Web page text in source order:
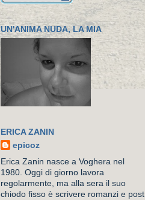
UN'ANIMA NUDA, LA MIA
ERICA ZANIN
epicoz
Erica Zanin nasce a Voghera nel
1980. Oggi di giorno lavora
regolarmente, ma alla sera il suo
chiodo fisso è scrivere romanzi e post